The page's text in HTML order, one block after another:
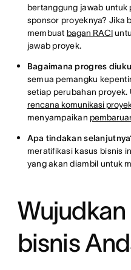
bertanggung jawab untuk
sponsor proyeknya? Jika
membuat bagan RACI
jawab proyek.
Bagaimana progres
semua pemangku
setiap perubahan
rencana komunikasi
menyampaikan
Apa tindakan
meratifikasi kasus bisnis
yang akan diambil untuk
Wujudkan
bisnis